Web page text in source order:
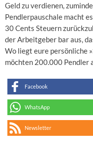
Geld zu verdienen,
Pendlerpauschale macht
30 Cents Steuern
der Arbeitgeber bar aus,
Wo liegt eure persönliche
möchten 200.000 Pendler
Facebook
WhatsApp
Newsletter